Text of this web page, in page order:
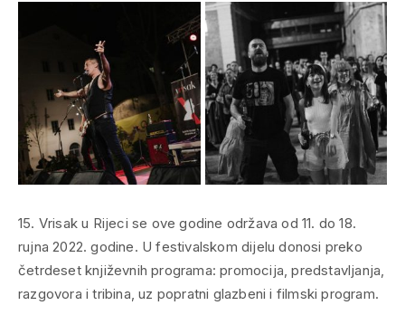
15. Vrisak u Rijeci se ove godine održava od 11. do 18.
rujna 2022. godine. U festivalskom dijelu donosi preko
četrdeset književnih programa: promocija, predstavljanja,
razgovora i tribina, uz popratni glazbeni i filmski program.